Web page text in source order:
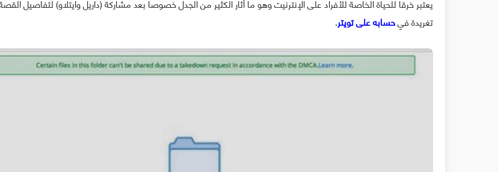
تغريدة فيحسابه على تويتر.